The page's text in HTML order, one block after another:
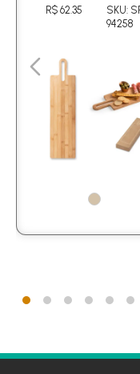
R$ 62.35
SKU:
94258